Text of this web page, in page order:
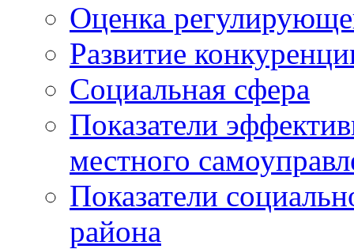
Оценка
Развитие
Социальная сфера
Показатели
местного
Показатели
района